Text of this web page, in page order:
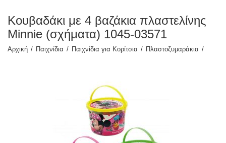
Κουβαδάκι με 4 βαζάκια πλαστελίνης
Minnie (σχήματα) 1045-03571
Αρχική / Παιχνίδια / Παιχνίδια για Κορίτσια / Πλαστοζυμαράκια /